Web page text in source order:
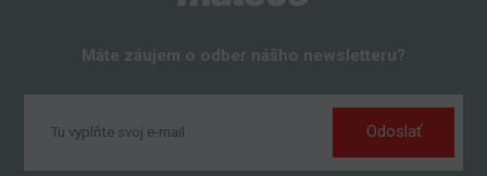
Máte záujem o odber nášho newsletteru?
Odoslať